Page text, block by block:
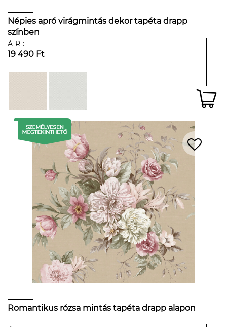
Népies apró virágmintás dekor tapéta drapp
színben
ÁR:
19 490 Ft
Romantikus rózsa mintás tapéta drapp alapon